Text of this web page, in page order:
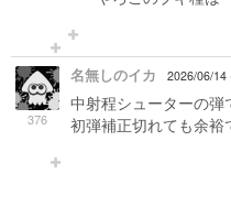
376
名無しのイカ 2026/06/14
中射程シューターの弾
初弾補正切れても余